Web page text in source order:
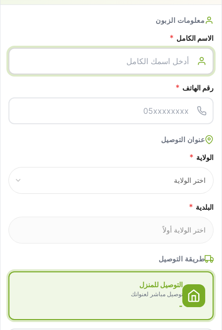
معلومات الزبون
الاسم الكامل *
رقم الهاتف *
عنوان التوصيل
الولاية *
البلدية *
طريقة التوصيل
التوصيل للمنزل
توصيل مباشر لعنوانك
-